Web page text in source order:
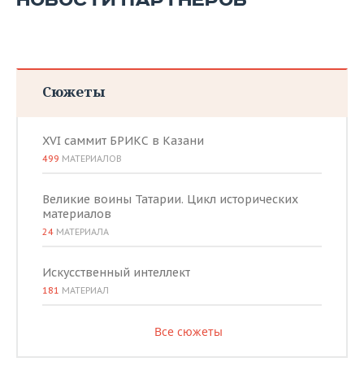
Сюжеты
XVI саммит БРИКС в Казани
499 МАТЕРИАЛОВ
Великие воины Татарии. Цикл исторических
материалов
24 МАТЕРИАЛА
Искусственный интеллект
181 МАТЕРИАЛ
Все сюжеты